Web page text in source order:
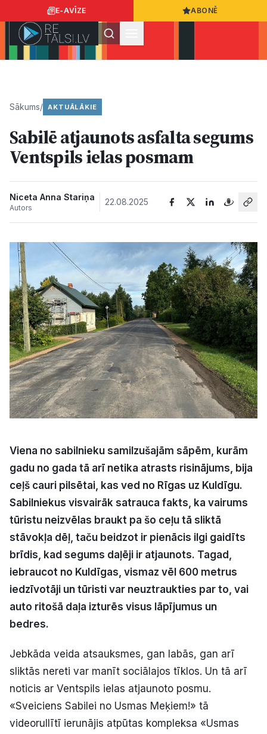
E-AVĪZE ABONĒ
Ziņas
Dzīvesstils
Sports
Kultūra
Bizness
Video
Vieta
Sludinājumi
Pasākumi
Reklāma
Politiskā reklāma
Par mums
Kontakti
Facebook Instagram YouTube
E-avīze Abonē
Sākums/ AKTUĀLĀKIE
Sabilē atjaunots asfalta segums
Ventspils ielas posmam
Niceta Anna Stariņa
Autors
22.08.2025
Viena no sabilnieku samilzušajām sāpēm, kurām
gadu no gada tā arī netika atrasts risinājums, bija
ceļš cauri pilsētai, kas ved no Rīgas uz Kuldīgu.
Sabilniekus visvairāk satrauca fakts, ka vairums
tūristu neizvēlas braukt pa šo ceļu tā sliktā
stāvokļa dēļ, taču beidzot ir pienācis ilgi gaidīts
brīdis, kad segums daļēji ir atjaunots. Tagad,
iebraucot no Kuldīgas, vismaz vēl 600 metrus
iedzīvotāji un tūristi var neuztraukties par to, vai
auto ritošā daļa izturēs visus lāpījumus un
bedres.
Jebkāda veida atsauksmes, gan labās, gan arī
sliktās nereti var manīt sociālajos tīklos. Un tā arī
noticis ar Ventspils ielas atjaunoto posmu.
«Sveiciens Sabilei no Usmas Meķiem!» tā
videorullītī ierunājis atpūtas kompleksa «Usmas